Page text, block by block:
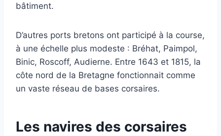
bâtiment.
D’autres ports bretons ont participé à la course,
à une échelle plus modeste : Bréhat, Paimpol,
Binic, Roscoff, Audierne. Entre 1643 et 1815, la
côte nord de la Bretagne fonctionnait comme
un vaste réseau de bases corsaires.
Les navires des corsaires